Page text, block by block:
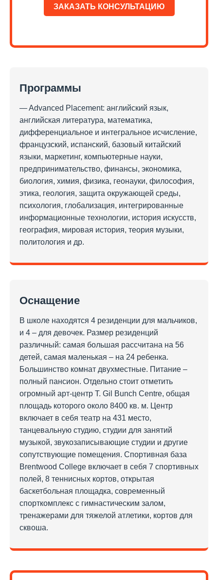
ЗАКАЗАТЬ КОНСУЛЬТАЦИЮ
Программы
— Advanced Placement: английский язык,
английская литература, математика,
дифференциальное и интегральное исчисление,
французский, испанский, базовый китайский
языки, маркетинг, компьютерные науки,
предпринимательство, финансы, экономика,
биология, химия, физика, геонауки, философия,
этика, геология, защита окружающей среды,
психология, глобализация, интегрированные
информационные технологии, история искусств,
география, мировая история, теория музыки,
политология и др.
Оснащение
В школе находятся 4 резиденции для мальчиков,
и 4 – для девочек. Размер резиденций
различный: самая большая рассчитана на 56
детей, самая маленькая – на 24 ребенка.
Большинство комнат двухместные. Питание –
полный пансион. Отдельно стоит отметить
огромный арт-центр T. Gil Bunch Centre, общая
площадь которого около 8400 кв. м. Центр
включает в себя театр на 431 место,
танцевальную студию, студии для занятий
музыкой, звукозаписывающие студии и другие
сопутствующие помещения. Спортивная база
Brentwood College включает в себя 7 спортивных
полей, 8 теннисных кортов, открытая
баскетбольная площадка, современный
спорткомплекс с гимнастическим залом,
тренажерами для тяжелой атлетики, кортов для
сквоша.